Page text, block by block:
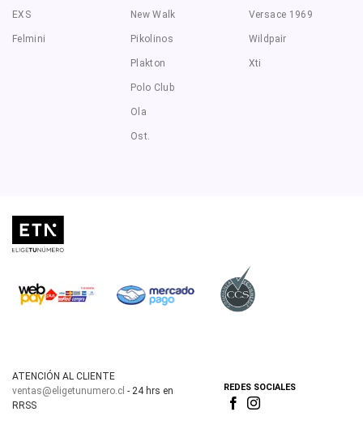
EXS
Felmini
New Walk
Pikolinos
Plakton
Polo Club
Ola
Ost.
Versace 1969
Wildpair
Xti
ATENCIÓN AL CLIENTE
ventas@eligetunumero.cl - 24 hrs en
RRSS
REDES SOCIALES